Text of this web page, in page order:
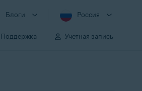
Блоги Россия
Поддержка Учетная запись